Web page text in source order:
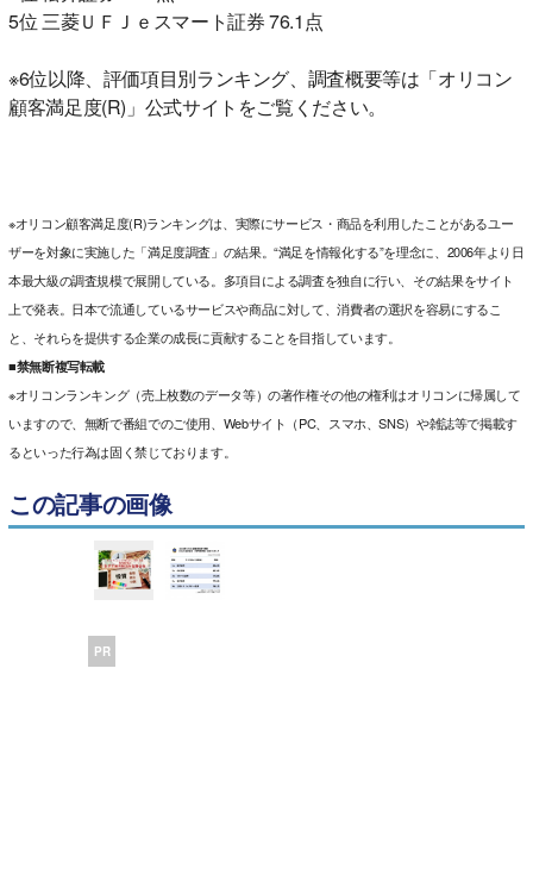
5位 三菱ＵＦＪｅスマート証券 76.1点
※6位以降、評価項目別ランキング、調査概要等は「オリコン
顧客満足度(R)」公式サイトをご覧ください。
※オリコン顧客満足度(R)ランキングは、実際にサービス・商品を利用したことがあるユー
ザーを対象に実施した「満足度調査」の結果。“満足を情報化する”を理念に、2006年より日
本最大級の調査規模で展開している。多項目による調査を独自に行い、その結果をサイト
上で発表。日本で流通しているサービスや商品に対して、消費者の選択を容易にするこ
と、それらを提供する企業の成長に貢献することを目指しています。
■禁無断複写転載
※オリコンランキング（売上枚数のデータ等）の著作権その他の権利はオリコンに帰属して
いますので、無断で番組でのご使用、Webサイト（PC、スマホ、SNS）や雑誌等で掲載す
るといった行為は固く禁じております。
この記事の画像
PR